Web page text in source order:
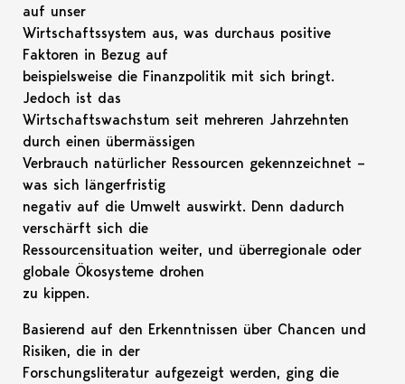
auf unser
Wirtschaftssystem aus, was durchaus positive
Faktoren in Bezug auf
beispielsweise die Finanzpolitik mit sich bringt.
Jedoch ist das
Wirtschaftswachstum seit mehreren Jahrzehnten
durch einen übermässigen
Verbrauch natürlicher Ressourcen gekennzeichnet –
was sich längerfristig
negativ auf die Umwelt auswirkt. Denn dadurch
verschärft sich die
Ressourcensituation weiter, und überregionale oder
globale Ökosysteme drohen
zu kippen.
Basierend auf den Erkenntnissen über Chancen und
Risiken, die in der
Forschungsliteratur aufgezeigt werden, ging die